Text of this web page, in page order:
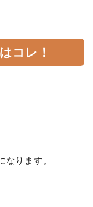
コレ！
ります。